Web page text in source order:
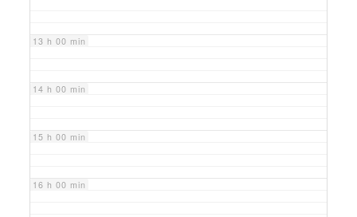
13 h 00 min
14 h 00 min
15 h 00 min
16 h 00 min